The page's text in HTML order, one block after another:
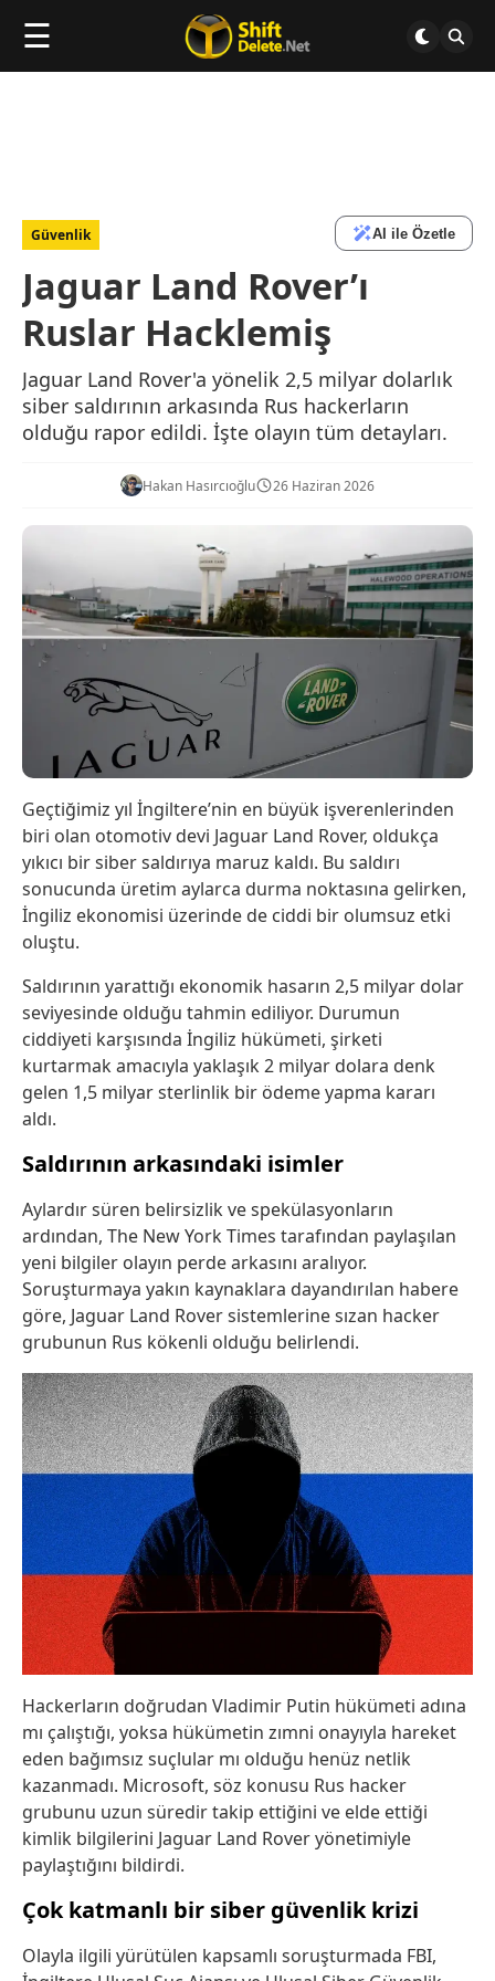
☰
Güvenlik AI ile Özetle
Jaguar Land Rover’ı
Ruslar Hacklemiş
Jaguar Land Rover'a yönelik 2,5 milyar dolarlık
siber saldırının arkasında Rus hackerların
olduğu rapor edildi. İşte olayın tüm detayları.
Hakan Hasırcıoğlu 26 Haziran 2026
Geçtiğimiz yıl İngiltere’nin en büyük işverenlerinden
biri olan otomotiv devi Jaguar Land Rover, oldukça
yıkıcı bir siber saldırıya maruz kaldı. Bu saldırı
sonucunda üretim aylarca durma noktasına gelirken,
İngiliz ekonomisi üzerinde de ciddi bir olumsuz etki
oluştu.
Saldırının yarattığı ekonomik hasarın 2,5 milyar dolar
seviyesinde olduğu tahmin ediliyor. Durumun
ciddiyeti karşısında İngiliz hükümeti, şirketi
kurtarmak amacıyla yaklaşık 2 milyar dolara denk
gelen 1,5 milyar sterlinlik bir ödeme yapma kararı
aldı.
Saldırının arkasındaki isimler
Aylardır süren belirsizlik ve spekülasyonların
ardından, The New York Times tarafından paylaşılan
yeni bilgiler olayın perde arkasını aralıyor.
Soruşturmaya yakın kaynaklara dayandırılan habere
göre, Jaguar Land Rover sistemlerine sızan hacker
grubunun Rus kökenli olduğu belirlendi.
Hackerların doğrudan Vladimir Putin hükümeti adına
mı çalıştığı, yoksa hükümetin zımni onayıyla hareket
eden bağımsız suçlular mı olduğu henüz netlik
kazanmadı. Microsoft, söz konusu Rus hacker
grubunu uzun süredir takip ettiğini ve elde ettiği
kimlik bilgilerini Jaguar Land Rover yönetimiyle
paylaştığını bildirdi.
Çok katmanlı bir siber güvenlik krizi
Olayla ilgili yürütülen kapsamlı soruşturmada FBI,